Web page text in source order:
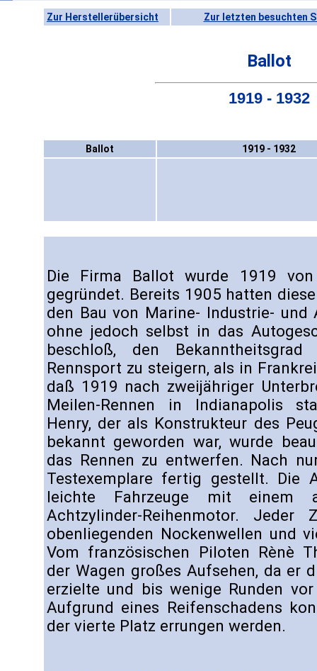
Zur Herstellerübersicht Zur letzten besuchten
Ballot
1919 - 1932
Ballot 1919 - 1932
Die Firma Ballot wurde 1919
gegründet. Bereits 1905 hatten
den Bau von Marine- Industrie- und
ohne jedoch selbst in das
beschloß, den
Rennsport zu steigern, als in
daß 1919 nach zweijähriger
Meilen-Rennen in Indianapolis
Henry, der als Konstrukteur des
bekannt geworden war, wurde
das Rennen zu entwerfen. Nach
Testexemplare fertig gestellt. Die
leichte Fahrzeuge mit einem
Achtzylinder-Reihenmotor.
obenliegenden Nockenwellen und
Vom französischen Piloten Rènè
der Wagen großes Aufsehen, da er
erzielte und bis wenige Runden
Aufgrund eines Reifenschadens
der vierte Platz errungen werden.